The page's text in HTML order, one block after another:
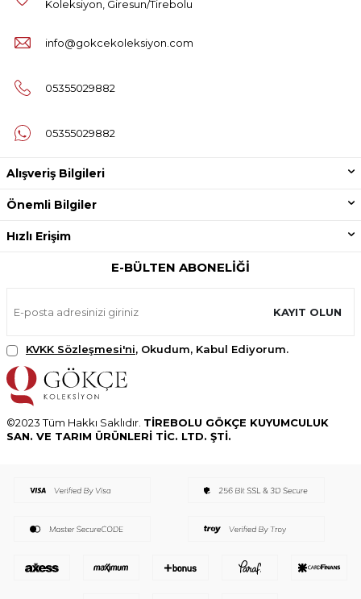
Koleksiyon, Giresun/Tirebolu
info@gokcekoleksiyon.com
05355029882
05355029882
Alışveriş Bilgileri
Önemli Bilgiler
Hızlı Erişim
E-BÜLTEN ABONELIĞI
KAYIT OLUN
KVKK Sözleşmesi'ni, Okudum, Kabul Ediyorum.
©2023 Tüm Hakkı Saklıdır. TİREBOLU GÖKÇE KUYUMCULUK
SAN. VE TARIM ÜRÜNLERİ TİC. LTD. ŞTİ.